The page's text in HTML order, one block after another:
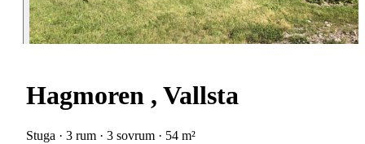
Hagmoren , Vallsta
Stuga · 3 rum · 3 sovrum · 54 m²